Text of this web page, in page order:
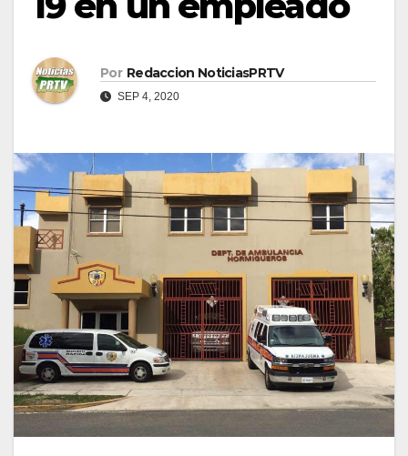
Por Redaccion NoticiasPRTV
SEP 4, 2020